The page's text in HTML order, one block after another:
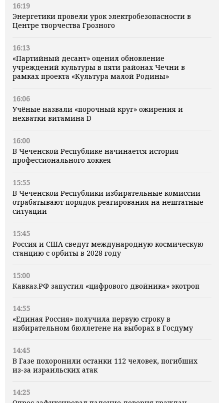
16:19
Энергетики провели урок электробезопасности в
Центре творчества Грозного
16:13
«Партийный десант» оценил обновление
учреждений культуры в пяти районах Чечни в
рамках проекта «Культура малой Родины»
16:06
Учёные назвали «порочный круг» ожирения и
нехватки витамина D
16:00
В Чеченской Республике начинается история
профессионального хоккея
15:55
В Чеченской Республики избирательные комиссии
отрабатывают порядок реагирования на нештатные
ситуации
15:45
Россия и США сведут международную космическую
станцию с орбиты в 2028 году
15:00
Кавказ.РФ запустил «цифрового двойника» экотроп
14:55
«Единая Россия» получила первую строку в
избирательном бюллетене на выборах в Госдуму
14:45
В Газе похоронили останки 112 человек, погибших
из‑за израильских атак
14:25